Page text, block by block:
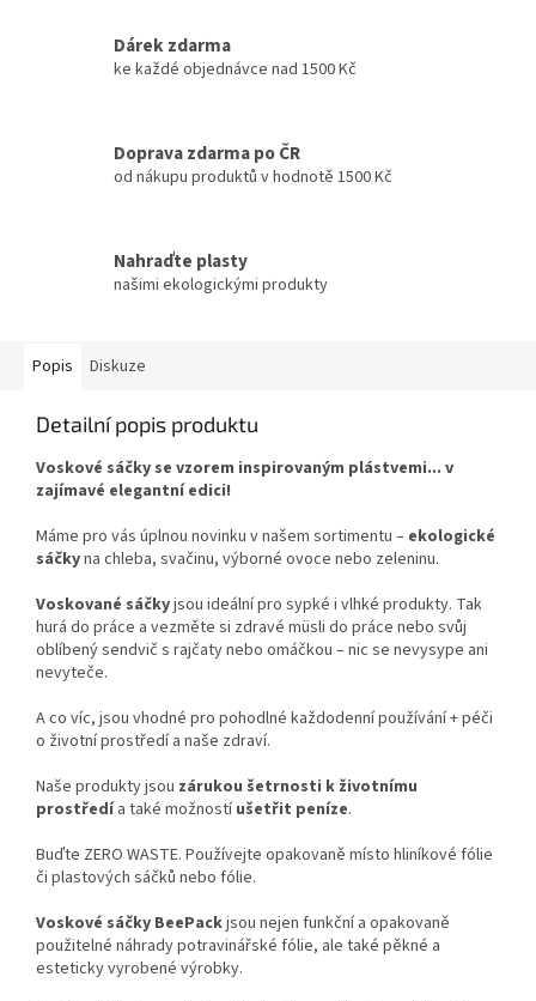
Dárek zdarma
ke každé objednávce nad 1500 Kč
Doprava zdarma po ČR
od nákupu produktů v hodnotě 1500 Kč
Nahraďte plasty
našimi ekologickými produkty
Popis Diskuze
Detailní popis produktu
Voskové sáčky se vzorem inspirovaným plástvemi... v
zajímavé elegantní edici!
Máme pro vás úplnou novinku v našem sortimentu – ekologické
sáčkyna chleba, svačinu, výborné ovoce nebo zeleninu.
Voskované sáčkyjsou ideální pro sypké i vlhké produkty. Tak
hurá do práce a vezměte si zdravé müsli do práce nebo svůj
oblíbený sendvič s rajčaty nebo omáčkou – nic se nevysype ani
nevyteče.
A co víc, jsou vhodné pro pohodlné každodenní používání + péči
o životní prostředí a naše zdraví.
Naše produkty jsou zárukou šetrnosti k životnímu
prostředí a také možností ušetřit peníze.
Buďte ZERO WASTE. Používejte opakovaně místo hliníkové fólie
či plastových sáčků nebo fólie.
Voskové sáčky BeePackjsou nejen funkční a opakovaně
použitelné náhrady potravinářské fólie, ale také pěkné a
esteticky vyrobené výrobky.